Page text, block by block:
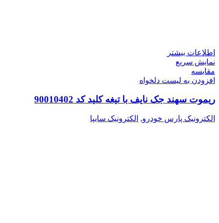
اطلاعات بیشتر
نمایش سریع
مقایسه
افزودن به لیست دلخواه
ریموت سهند جک نایف با تیغه کلید کد 90010402
الکترونیک پارس خودرو, الکترونیک سایپا